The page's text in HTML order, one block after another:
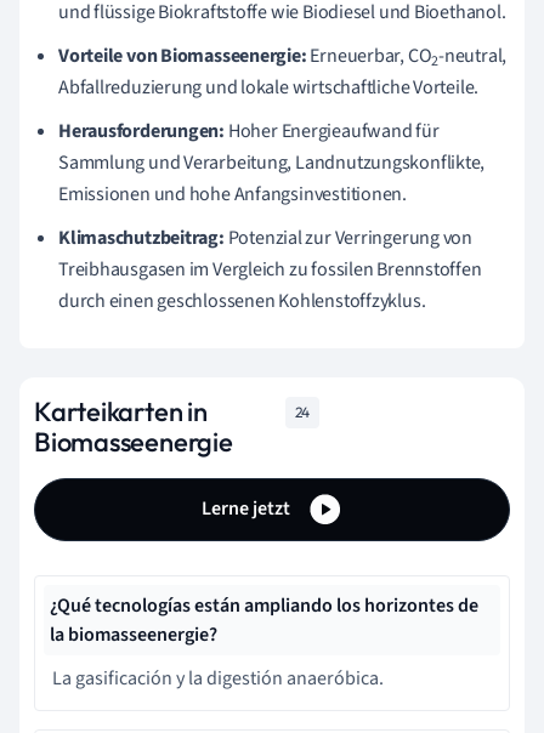
und flüssige Biokraftstoffe wie Biodiesel und Bioethanol.
Vorteile von Biomasseenergie:Erneuerbar, CO2-neutral,
Abfallreduzierung und lokale wirtschaftliche Vorteile.
Herausforderungen: Hoher Energieaufwand für
Sammlung und Verarbeitung, Landnutzungskonflikte,
Emissionen und hohe Anfangsinvestitionen.
Klimaschutzbeitrag: Potenzial zur Verringerung von
Treibhausgasen im Vergleich zu fossilen Brennstoffen
durch einen geschlossenen Kohlenstoffzyklus.
Karteikarten in
Biomasseenergie
24
Lerne jetzt
¿Qué tecnologías están ampliando los horizontes de
la biomasseenergie?
La gasificación y la digestión anaeróbica.